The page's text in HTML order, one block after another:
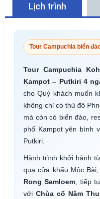
Lịch trình
Tour Campuchia biển
Tour Campuchia
Kampot – Putkiri 4
cho Quý khách muốn
không chỉ có thủ đô
mà còn có biển đảo,
phố Kampot yên bình
Putkiri.
Hành trình khởi hành
qua cửa khẩu Mộc
Rong Samloem , tiếp
vớiChùa cổ Năm